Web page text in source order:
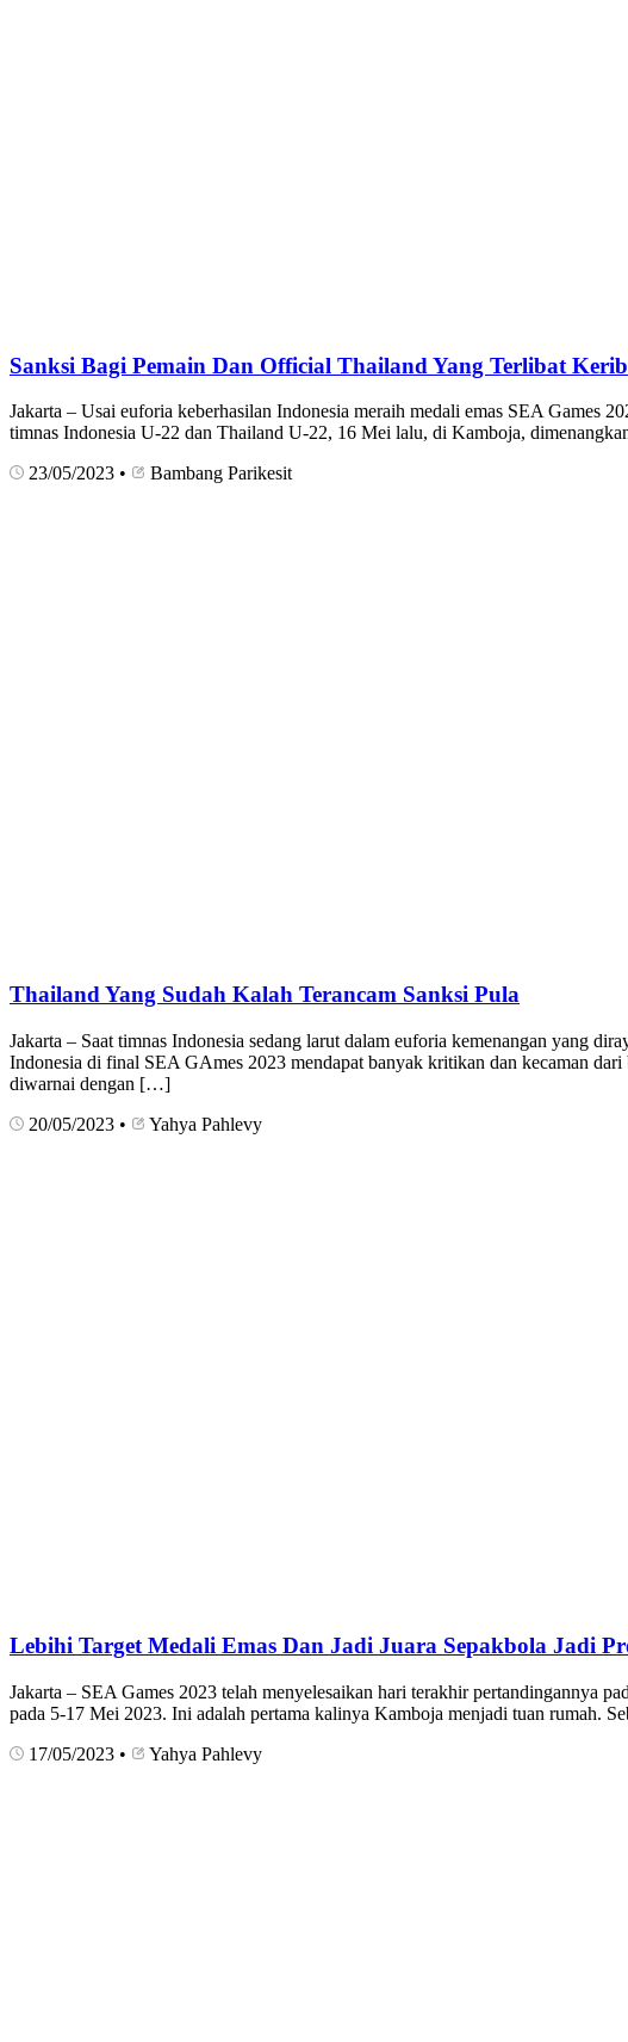
Sanksi Bagi Pemain Dan Official Thailand Yang Terlibat
Jakarta – Usai euforia keberhasilan Indonesia meraih medali emas SEA Games
timnas Indonesia U-22 dan Thailand U-22, 16 Mei lalu, di Kamboja,
23/05/2023 • Bambang Parikesit
Thailand Yang Sudah Kalah Terancam Sanksi Pula
Jakarta – Saat timnas Indonesia sedang larut dalam euforia kemenangan yang
Indonesia di final SEA GAmes 2023 mendapat banyak kritikan dan kecaman
diwarnai dengan […]
20/05/2023 • Yahya Pahlevy
Lebihi Target Medali Emas Dan Jadi Juara Sepakbola Jadi
Jakarta – SEA Games 2023 telah menyelesaikan hari terakhir pertandingannya
pada 5-17 Mei 2023. Ini adalah pertama kalinya Kamboja menjadi tuan rumah.
17/05/2023 • Yahya Pahlevy